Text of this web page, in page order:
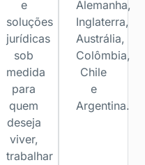
e
soluções
jurídicas
sob
medida
para
quem
deseja
viver,
trabalhar
Alemanha,
Inglaterra,
Austrália,
Colômbia,
Chile
e
Argentina.